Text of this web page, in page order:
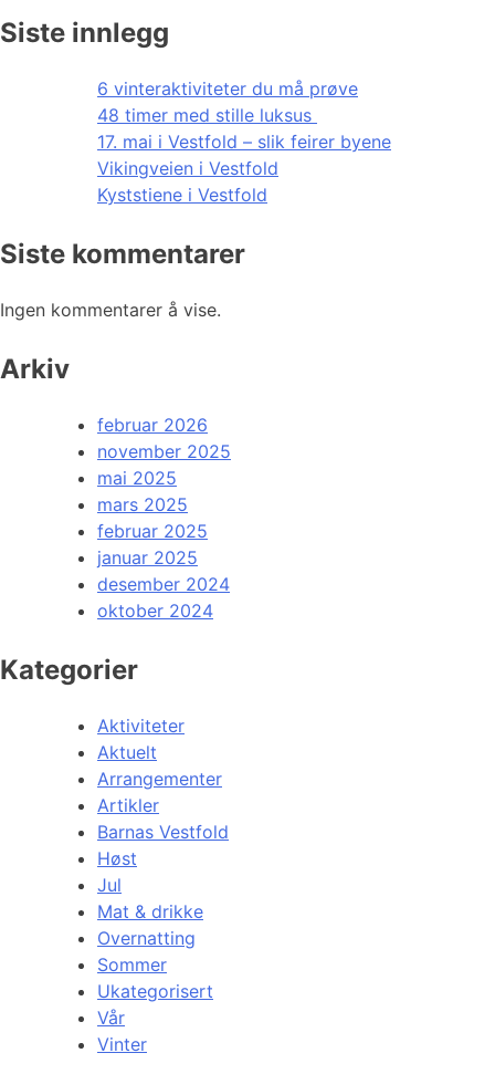
Siste innlegg
6 vinteraktiviteter du må prøve
48 timer med stille luksus
17. mai i Vestfold – slik feirer byene
Vikingveien i Vestfold
Kyststiene i Vestfold
Siste kommentarer
Ingen kommentarer å vise.
Arkiv
februar 2026
november 2025
mai 2025
mars 2025
februar 2025
januar 2025
desember 2024
oktober 2024
Kategorier
Aktiviteter
Aktuelt
Arrangementer
Artikler
Barnas Vestfold
Høst
Jul
Mat & drikke
Overnatting
Sommer
Ukategorisert
Vår
Vinter